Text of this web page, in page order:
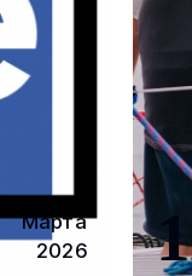
Марта
2026